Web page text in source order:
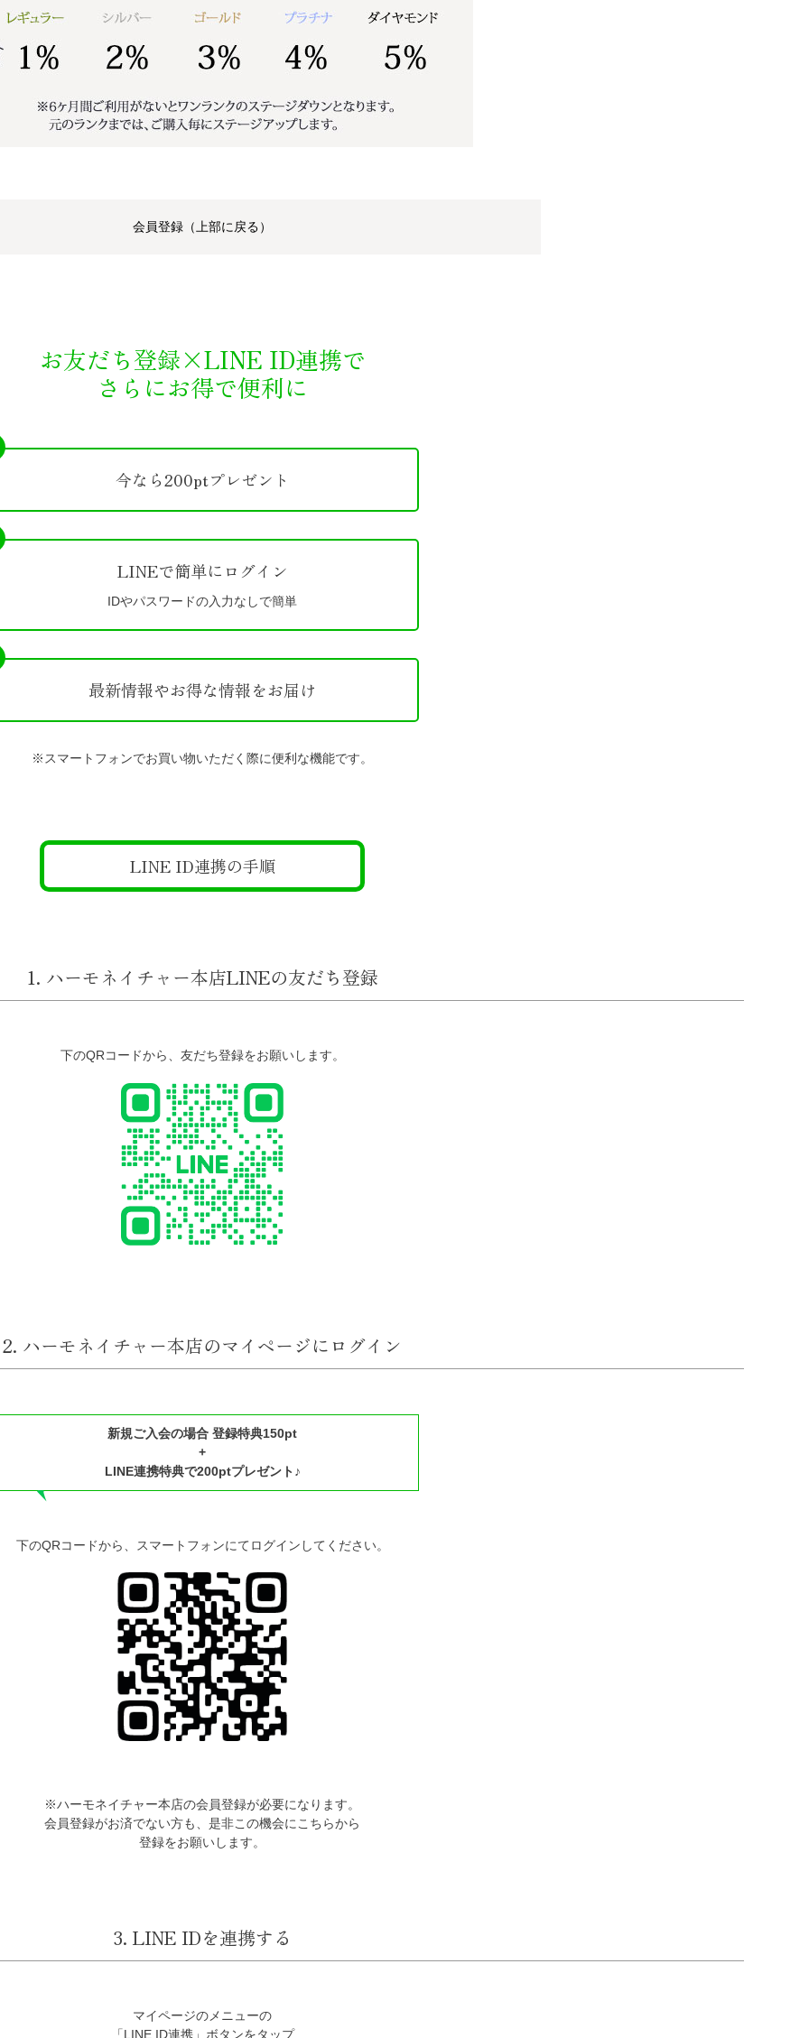
会員登録（上部に戻る）
お友だち登録×LINE ID連携で
さらにお得で便利に
今なら200ptプレゼント
LINEで簡単にログイン
IDやパスワードの入力なしで簡単
最新情報やお得な情報をお届け
※スマートフォンでお買い物いただく際に便利な機能です。
LINE ID連携の手順
1. ハーモネイチャー本店LINEの友だち登録
下のQRコードから、友だち登録をお願いします。
2. ハーモネイチャー本店のマイページにログイン
新規ご入会の場合 登録特典150pt
+
LINE連携特典で200ptプレゼント♪
下のQRコードから、スマートフォンにてログインしてください。
※ハーモネイチャー本店の会員登録が必要になります。
会員登録がお済でない方も、是非この機会にこちらから
登録をお願いします。
3. LINE IDを連携する
マイページのメニューの
「LINE ID連携」ボタンをタップ